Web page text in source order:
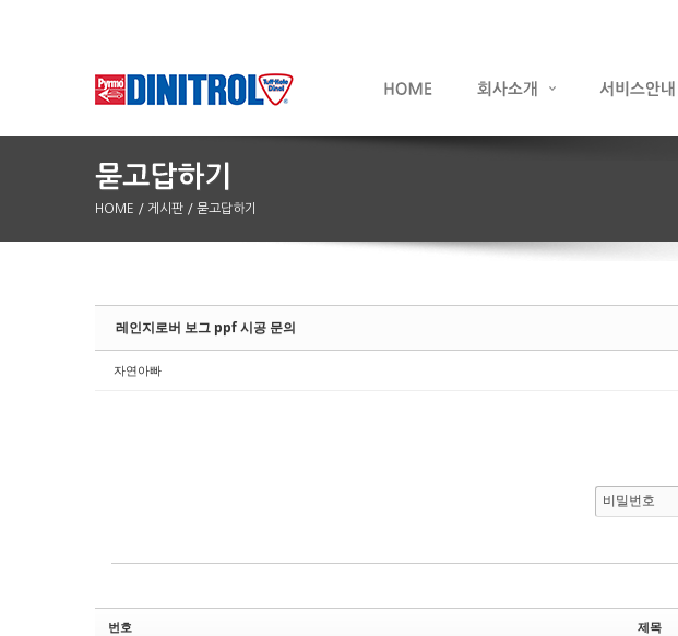
HOME / 게시판 / 묻고답하기
레인지로버 보그 ppf 시공 문의
자연아빠
비밀번호
번호 제목
Sketchbook5, 스케치북5
Sketchbook5, 스케치북5